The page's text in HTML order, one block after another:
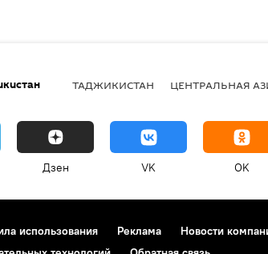
ТАДЖИКИСТАН ЦЕНТРАЛЬНАЯ
Дзен VK OK
использования Реклама Новости